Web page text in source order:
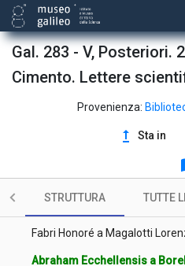
Gal. 283 - V, Posteriori.
Cimento. Lettere
Provenienza:
upgrade Sta in
STRUTTURA TUTTE
Manolessi Carlo a Magalotti
Fabri Honoré a Magalotti
[Non identificato] a Magalotti
Fabri Honoré a Magalotti
Fabri Honoré a Magalotti
[Non identificato] a [non
[Non identificato] a [non
Fabri Honoré a Magalotti
Abraham Ecchellensis a